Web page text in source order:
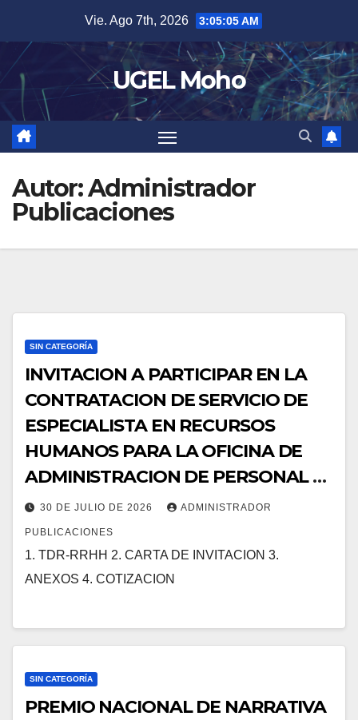
content
Vie. Ago 7th, 2026 3:05:06 AM
UGEL Moho
Autor:Administrador
Publicaciones
SIN CATEGORÍA
INVITACION A PARTICIPAR EN LA
CONTRATACION DE SERVICIO DE
ESPECIALISTA EN RECURSOS
HUMANOS PARA LA OFICINA DE
ADMINISTRACION DE PERSONAL –
UGEL MOHO.
30 DE JULIO DE 2026 ADMINISTRADOR
PUBLICACIONES
1. TDR-RRHH 2. CARTA DE INVITACION 3.
ANEXOS 4. COTIZACION
SIN CATEGORÍA
PREMIO NACIONAL DE NARRATIVA